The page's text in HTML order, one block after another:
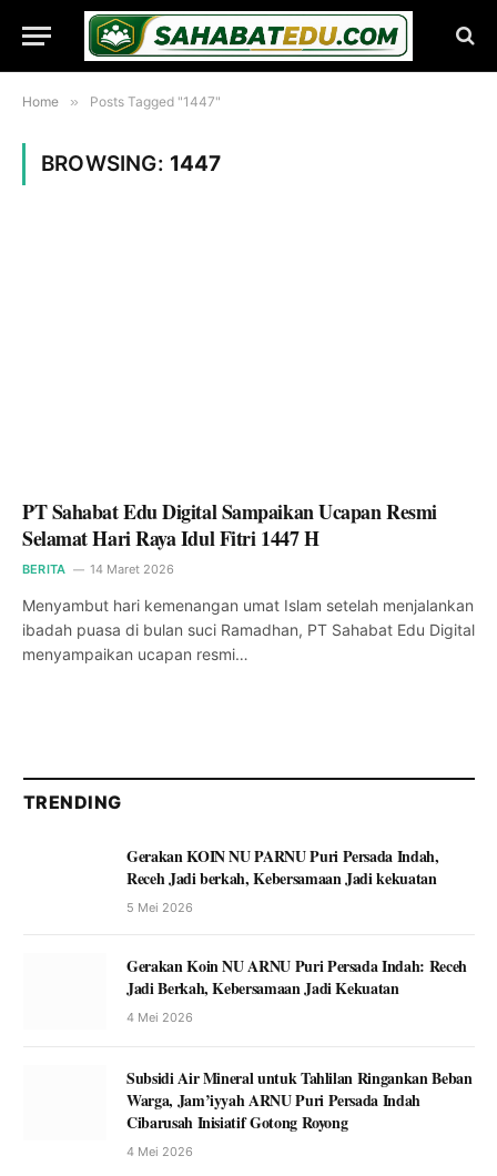
Home » Posts Tagged "1447"
BROWSING: 1447
PT Sahabat Edu Digital Sampaikan Ucapan Resmi
Selamat Hari Raya Idul Fitri 1447 H
BERITA 14 Maret 2026
Menyambut hari kemenangan umat Islam setelah menjalankan
ibadah puasa di bulan suci Ramadhan, PT Sahabat Edu Digital
menyampaikan ucapan resmi…
TRENDING
Gerakan KOIN NU PARNU Puri Persada Indah,
Receh Jadi berkah, Kebersamaan Jadi kekuatan
5 Mei 2026
Gerakan Koin NU ARNU Puri Persada Indah: Receh
Jadi Berkah, Kebersamaan Jadi Kekuatan
4 Mei 2026
Subsidi Air Mineral untuk Tahlilan Ringankan Beban
Warga, Jam’iyyah ARNU Puri Persada Indah
Cibarusah Inisiatif Gotong Royong
4 Mei 2026